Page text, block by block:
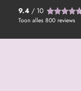
9.4/ 10
Toon alles 800 reviews